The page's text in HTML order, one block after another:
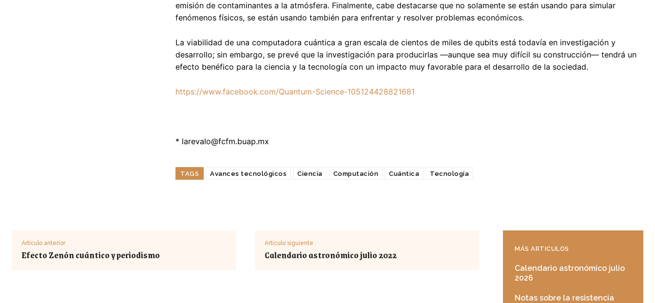
emisión de contaminantes a la atmósfera. Finalmente, cabe destacarse que no solamente se están usando para simular
fenómenos físicos, se están usando también para enfrentar y resolver problemas económicos.
La viabilidad de una computadora cuántica a gran escala de cientos de miles de qubits está todavía en investigación y
desarrollo; sin embargo, se prevé que la investigación para producirlas —aunque sea muy difícil su construcción— tendrá un
efecto benéfico para la ciencia y la tecnología con un impacto muy favorable para el desarrollo de la sociedad.
https://www.facebook.com/Quantum-Science-105124428821681
* larevalo@fcfm.buap.mx
TAGS Avances tecnológicos Ciencia Computación Cuántica Tecnología
Artículo anterior
Efecto Zenón cuántico y periodismo
Artículo siguiente
Calendario astronómico julio 2022 MÁS ARTICULOS
Calendario astronómico julio
2026
Notas sobre la resistencia